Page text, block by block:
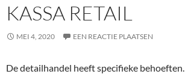
KASSA RETAIL
MEI 4, 2020 EEN REACTIE PLAATSEN
De detailhandel heeft specifieke behoeften.